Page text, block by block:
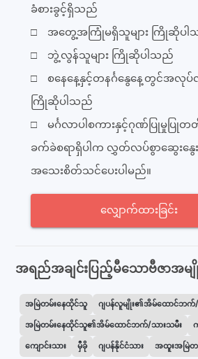
ခံစားခွင့်ရှိသည်
□ အတွေ့အကြုံမရှိသူများ ကြိုဆိုပ
□ ဘွဲ့လွန်သူများ ကြိုဆိုပါသည်
□ စနေနေ့နှင့်တနင်္ဂနွေနေ့တွင်အလုပ်
ကြိုဆိုပါသည်
□ မင်္ဂလာပါစကားနှင့်ဂုဏ်ပြုမှုပြုတတ်
ခက်ခဲစရာရှိပါက လွှတ်လပ်စွာဆွေးနွေး
အသေးစိတ်သင်ပေးပါမည်။
လျှောက်ထားခြင်း
အရည်အချင်းပြည့်မီသောဗီဇာအမျို
အမြဲတမ်းနေထိုင်သူ ဂျပန်လူမျိုး၏အိမ်ထောင်ဘက်
အမြဲတမ်းနေထိုင်သူ၏အိမ်ထောင်ဘက်/သားသမီး
ကျောင်းသား မှီခို ဂျပန်နိုင်ငံသား အထူးအမြဲတ